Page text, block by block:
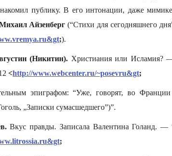
публику. В его интонации, даже мимике
Айзенберг (“Стихи для сегодняшнего
;).
(Никитин). Христиания или Исламия?
<http://www.webcenter.ru/~posevru&gt;
эпиграфом: “Уже, говорят, во
„Записки сумасшедшего”)”.
Вкус правды. Записала Валентина Голанд. —
;